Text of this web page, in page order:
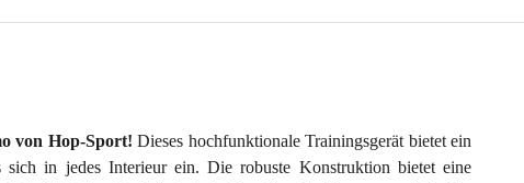
von Hop-Sport!Dieses hochfunktionale Trainingsgerät bietet ein
in jedes Interieur ein. Die robuste Konstruktion bietet eine